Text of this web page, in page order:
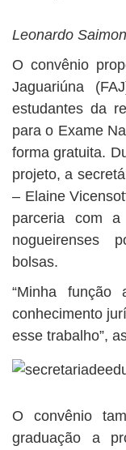
Leonardo Saimon
O convênio
Jaguariúna
estudantes da
para o Exame
forma gratuita.
projeto, a
– Elaine
parceria com a
nogueirenses
bolsas.
“Minha
conhecimento
esse trabalho”,
O convênio
graduação a